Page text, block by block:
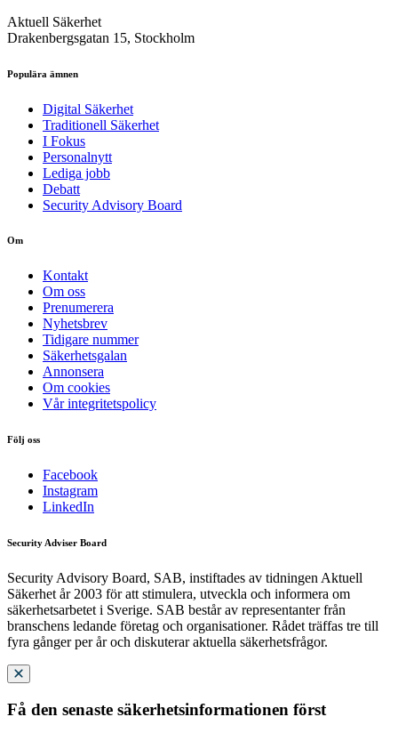
Aktuell Säkerhet
Drakenbergsgatan 15, Stockholm
Populära ämnen
Digital Säkerhet
Traditionell Säkerhet
I Fokus
Personalnytt
Lediga jobb
Debatt
Security Advisory Board
Om
Kontakt
Om oss
Prenumerera
Nyhetsbrev
Tidigare nummer
Säkerhetsgalan
Annonsera
Om cookies
Vår integritetspolicy
Följ oss
Facebook
Instagram
LinkedIn
Security Adviser Board
Security Advisory Board, SAB, instiftades av tidningen Aktuell
Säkerhet år 2003 för att stimulera, utveckla och informera om
säkerhetsarbetet i Sverige. SAB består av representanter från
branschens ledande företag och organisationer. Rådet träffas tre till
fyra gånger per år och diskuterar aktuella säkerhetsfrågor.
Få den senaste säkerhetsinformationen först